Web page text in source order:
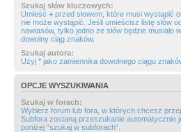
Szukaj słów kluczowych:
Umieść + przed słowem, które musi wystąpić
nie może wystąpić. Jeśli umieścisz listę słów
nawiasów, tylko jedno ze słów będzie musiało
dowolny ciąg znaków.
Szukaj autora:
Użyj * jako zamiennika dowolnego ciągu
OPCJE WYSZUKIWANIA
Szukaj w forach:
Wybierz forum lub fora, w których chcesz
Subfora zostaną przeszukanie automatycznie
poniżej “szukaj w subforach“.